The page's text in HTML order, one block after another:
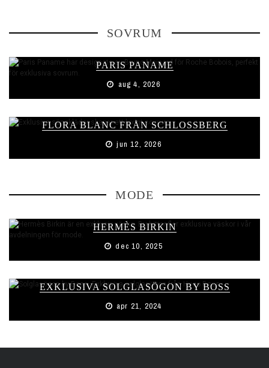
SOVRUM
PARIS PANAME
aug 4, 2026
FLORA BLANC FRÅN SCHLOSSBERG
jun 12, 2026
MODE
HERMÈS BIRKIN
dec 10, 2025
EXKLUSIVA SOLGLASÖGON BY BOSS
apr 21, 2024